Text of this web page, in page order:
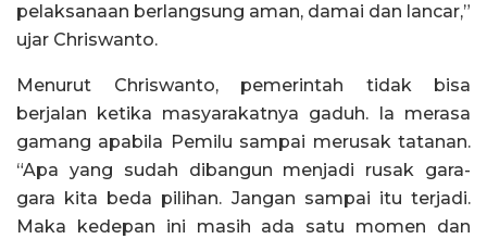
pelaksanaan berlangsung aman, damai dan lancar,”
ujar Chriswanto.
Menurut Chriswanto, pemerintah tidak bisa
berjalan ketika masyarakatnya gaduh. Ia merasa
gamang apabila Pemilu sampai merusak tatanan.
“Apa yang sudah dibangun menjadi rusak gara-
gara kita beda pilihan. Jangan sampai itu terjadi.
Maka kedepan ini masih ada satu momen dan